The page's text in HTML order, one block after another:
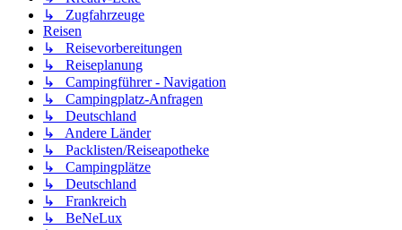
↳ Zugfahrzeuge
Reisen
↳ Reisevorbereitungen
↳ Reiseplanung
↳ Campingführer - Navigation
↳ Campingplatz-Anfragen
↳ Deutschland
↳ Andere Länder
↳ Packlisten/Reiseapotheke
↳ Campingplätze
↳ Deutschland
↳ Frankreich
↳ BeNeLux